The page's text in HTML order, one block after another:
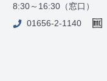
8:30～16:30（窓口）
01656-2-1140